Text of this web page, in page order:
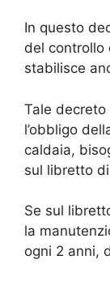
In questo
del controllo
stabilisce
Tale
l’obbligo
caldaia,
sul libretto
Se sul
la
ogni 2 anni,